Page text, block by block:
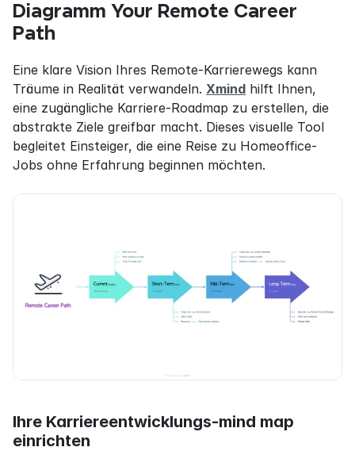
Diagramm Your Remote Career
Path
Eine klare Vision Ihres Remote-Karrierewegs kann
Träume in Realität verwandeln. Xmind hilft Ihnen,
eine zugängliche Karriere-Roadmap zu erstellen, die
abstrakte Ziele greifbar macht. Dieses visuelle Tool
begleitet Einsteiger, die eine Reise zu Homeoffice-
Jobs ohne Erfahrung beginnen möchten.
Ihre Karriereentwicklungs-mind map
einrichten